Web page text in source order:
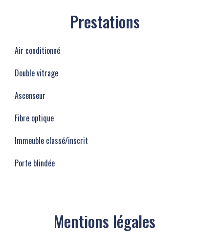
Prestations
Air conditionné
Double vitrage
Ascenseur
Fibre optique
Immeuble classé/inscrit
Porte blindée
Mentions légales